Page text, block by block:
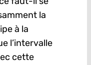
la
à la
l’intervalle
cette